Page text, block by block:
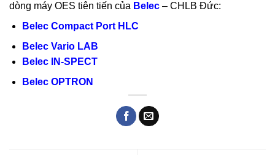
dòng máy OES tiên tiến của Belec – CHLB Đức:
Belec Compact Port HLC
Belec Vario LAB
Belec IN-SPECT
Belec OPTRON